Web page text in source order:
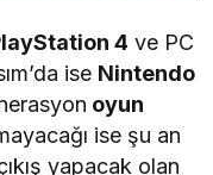
4 ve PC
ise Nintendo
oyun
ise şu an
yapacak olan